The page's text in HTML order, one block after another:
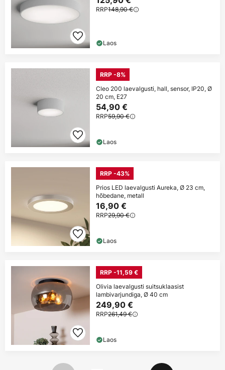
RRP148,90 €
Laos
RRP -8%
Cleo 200 laevalgusti, hall, sensor, IP20, Ø
20 cm, E27
54,90 €
RRP59,90 €
Laos
RRP -43%
Prios LED laevalgusti Aureka, Ø 23 cm,
hõbedane, metall
16,90 €
RRP29,90 €
Laos
RRP -11,59 €
Olivia laevalgusti suitsuklaasist
lambivarjundiga, Ø 40 cm
249,90 €
RRP261,49 €
Laos